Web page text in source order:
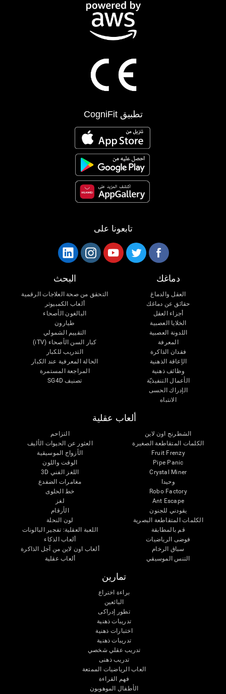
تطبيق CogniFit
تابعونا على
دماغك
العقل والدماغ
حقائق عن دماغك
أجزاء العقل
الخلايا العصبية
اللدونة العصبية
المعرفة
فقدان الذاكرة
الإعاقة الذهنية
وظائف ذهنية
الأعمال التنفيذيّة
الإدراك الحسى
الانتباه
البحث
التحقق من صحة العلاجات الرقمية
ألعاب الكمبيوتر
البالغون الأصحاء
طيارون
التقييم الشمولي
كبار السن الأصحاء (iTV)
التدريب للكبار
الحالة المعرفية عند الكبار
المراجعة المستمرة
تصنيف SG4D
ألعاب عقلية
الشطرنج اون لاين
الكلمات المتقاطعة الصغيرة
Fruit Frenzy
Pipe Panic
Crystal Miner
وحيدا
Robo Factory
Ant Escape
يقودني للجنون
الكلمات المتقاطعة البصرية
قم بالمطابقة
فوضى الرياضيات
سباق الرخام
التنس الموسيقي
التزاحم
العثور عن الحيوات الأليف
الأزواج الموسيقية
الوقت واللون
اللغز الفني 3D
مغامرات الضفدع
خط الحلوى
لغز
الأرقام
لون النحلة
اللعبة العقلية: تفجير البالونات
ألعاب الذكاء
ألعاب اون لاين من آجل الذاكرة
ألعاب عقلية
تمارين
براءة اختراع
البائعين
تطور إدراكى
تدريبات ذهنية
اختبارات ذهنية
تدريبات ذهنية
تدريب عقلي شخصي
تدريب ذهنى
العاب الرياضيات الممتعة
فهم القراءة
الأطفال الموهوبون